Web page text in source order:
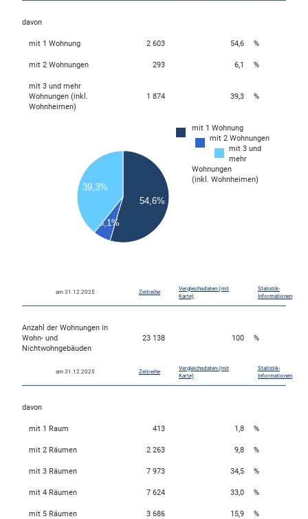
davon
mit 1 Wohnung 2 603 54,6 %
mit 2 Wohnungen 293 6,1 %
mit 3 und mehr
Wohnungen (inkl.
Wohnheimen)
1 874 39,3 %
mit 1 Wohnung
mit 2 Wohnungen
mit 3 und
mehr
Wohnungen
(inkl. Wohnheimen)
54,6%
6,1%
39,3%
am 31.12.2025 Zeitreihe
Vergleichsdaten (mit
Karte)
Statistik-
Informationen
Anzahl der Wohnungen in
Wohn- und
Nichtwohngebäuden
23 138 100 %
am 31.12.2025 Zeitreihe
Vergleichsdaten (mit
Karte)
Statistik-
Informationen
davon
mit 1 Raum 413 1,8 %
mit 2 Räumen 2 263 9,8 %
mit 3 Räumen 7 973 34,5 %
mit 4 Räumen 7 624 33,0 %
mit 5 Räumen 3 686 15,9 %